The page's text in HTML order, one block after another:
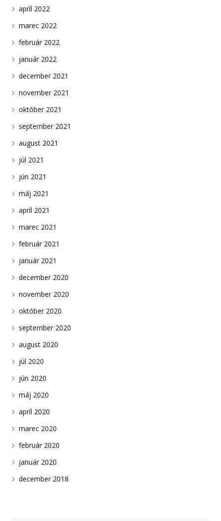
apríl 2022
marec 2022
február 2022
január 2022
december 2021
november 2021
október 2021
september 2021
august 2021
júl 2021
jún 2021
máj 2021
apríl 2021
marec 2021
február 2021
január 2021
december 2020
november 2020
október 2020
september 2020
august 2020
júl 2020
jún 2020
máj 2020
apríl 2020
marec 2020
február 2020
január 2020
december 2018